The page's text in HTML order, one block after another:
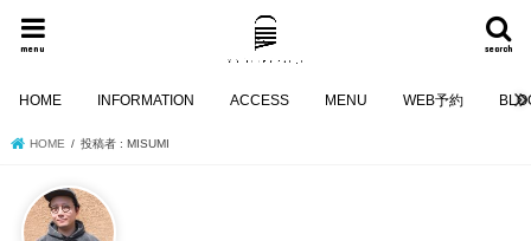
search
menu
HOME INFORMATION ACCESS MENU WEB予約
HOME 投稿者 : MISUMI